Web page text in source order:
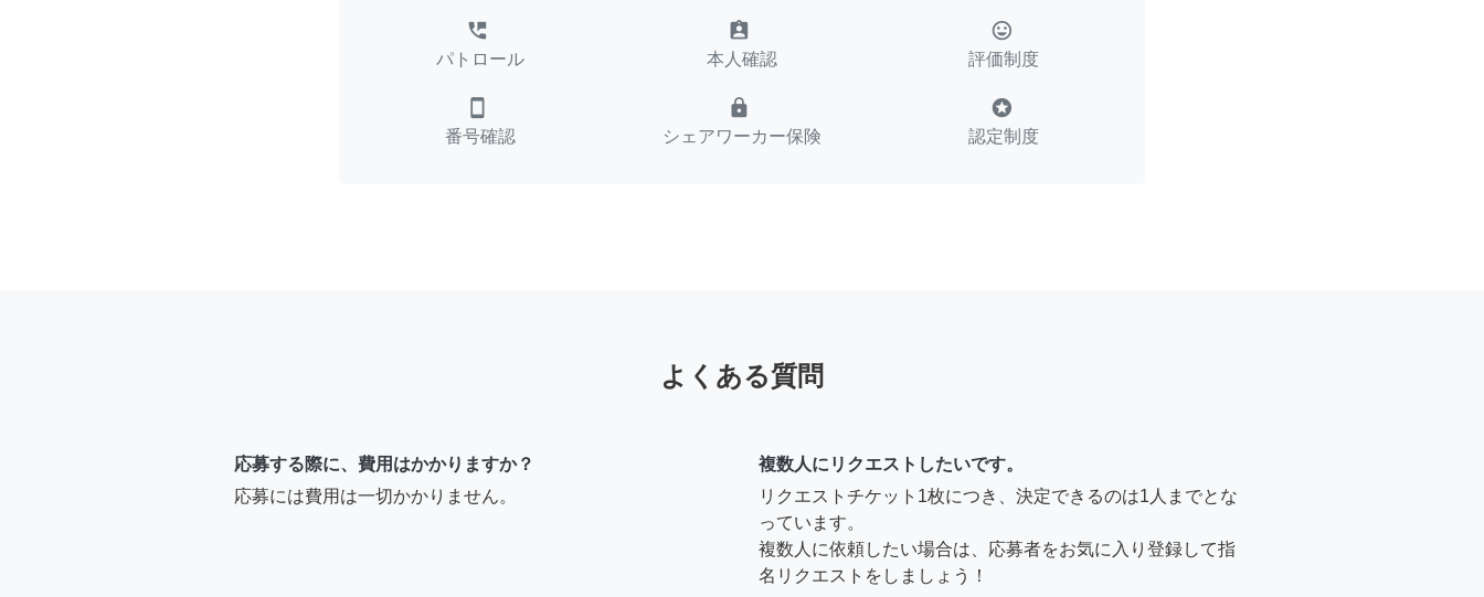
perm_phone_msg
パトロール
assignment_ind
本人確認
tag_faces
評価制度
smartphone
番号確認
lock
シェアワーカー保険
stars
認定制度
よくある質問
応募する際に、費用はかかりますか？
応募には費用は一切かかりません。
複数人にリクエストしたいです。
リクエストチケット1枚につき、決定できるのは1人までとな
っています。
複数人に依頼したい場合は、応募者をお気に入り登録して指
名リクエストをしましょう！